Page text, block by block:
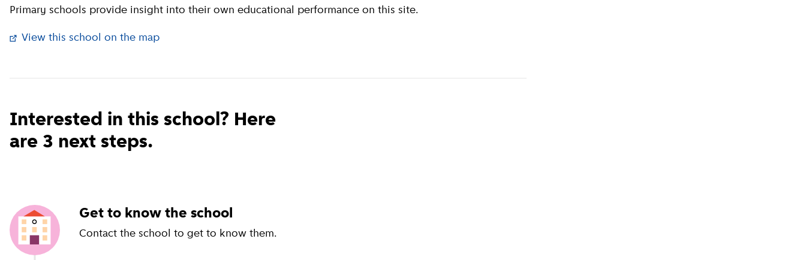
Primary schools provide insight into their own educational performance on this site.
View this school on the map(
Interested in this school? Here
are 3 next steps.
Get to know the school
Contact the school to get to know them.